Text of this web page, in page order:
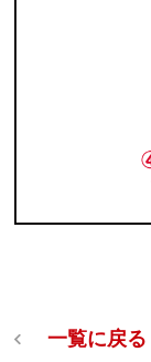
一覧に戻る